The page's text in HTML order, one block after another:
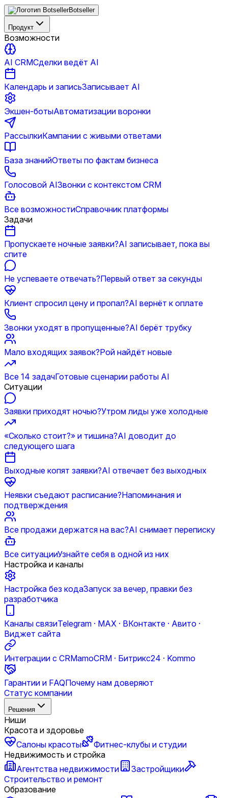
Botseller
Продукт
Возможности
AI CRMСделки ведёт AI
Календарь и записьЗаписывает AI
Экшен-ботыАвтоматизации воронки
РассылкиКампании с живыми ответами
База знанийОтветы по фактам бизнеса
Голосовой AIЗвонки с контекстом CRM
Все возможностиСправочник платформы
Задачи
Пропускаете ночные заявки?AI записывает, пока вы
спите
Не успеваете отвечать?Первый ответ за секунды
Клиент спросил цену и пропал?AI вернёт к оплате
Звонки уходят в пропущенные?AI берёт трубку
Мало входящих заявок?Рой найдёт новые
Все 14 задачГотовые сценарии работы AI
Ситуации
Заявки приходят ночью?Утром лиды уже холодные
«Сколько стоит?» и тишина?AI доводит до
следующего шага
Выходные копят заявки?AI отвечает без выходных
Неявки съедают расписание?Напоминания и
подтверждения
Все продажи держатся на вас?AI снимает переписку
Все ситуацииУзнайте себя в одной из них
Настройка и каналы
Настройка без кодаЗапуск за вечер, правки без
разработчика
Каналы связиTelegram · MAX · ВКонтакте · Авито ·
Виджет сайта
Интеграции с CRMamoCRM · Битрикс24 · Kommo
Гарантии и FAQПочему нам доверяют
Статус компании
Решения
Ниши
Красота и здоровье
Салоны красоты
Фитнес-клубы и студии
Недвижимость и стройка
Агентства недвижимости
Застройщики
Строительство и ремонт
Образование